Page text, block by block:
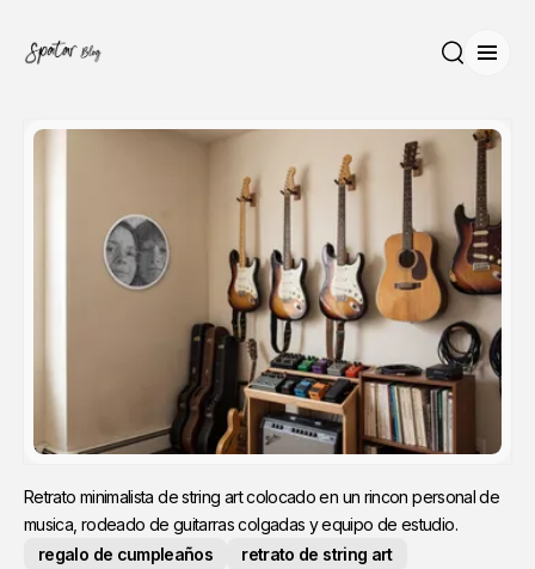
Abrir
Retrato minimalista de string art colocado en un rincon personal de
musica, rodeado de guitarras colgadas y equipo de estudio.
regalo de cumpleaños
retrato de string art